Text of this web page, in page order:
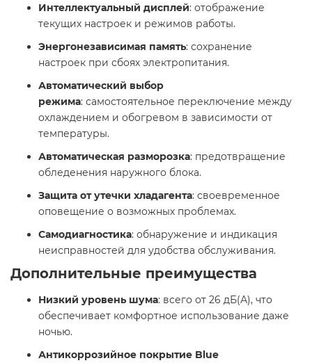
Интеллектуальный дисплей: отображение
текущих настроек и режимов работы.​
Энергонезависимая память: сохранение
настроек при сбоях электропитания.​
Автоматический выбор
режима: самостоятельное переключение между
охлаждением и обогревом в зависимости от
температуры.​
Автоматическая разморозка: предотвращение
обледенения наружного блока.​
Защита от утечки хладагента: своевременное
оповещение о возможных проблемах.​
Самодиагностика: обнаружение и индикация
неисправностей для удобства обслуживания.​
Дополнительные преимущества
Низкий уровень шума: всего от 26 дБ(А), что
обеспечивает комфортное использование даже
ночью.​
Антикоррозийное покрытие Blue